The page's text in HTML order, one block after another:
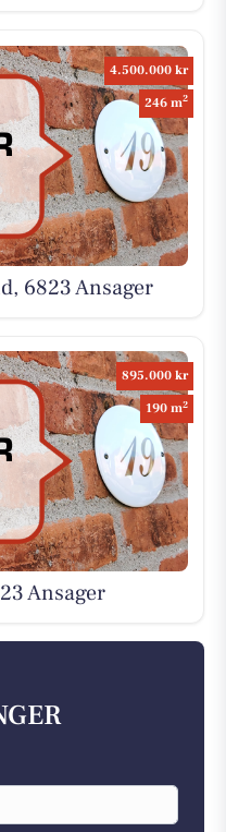
4.500.000 kr
246 m2
6823 Ansager
895.000 kr
190 m2
Ansager